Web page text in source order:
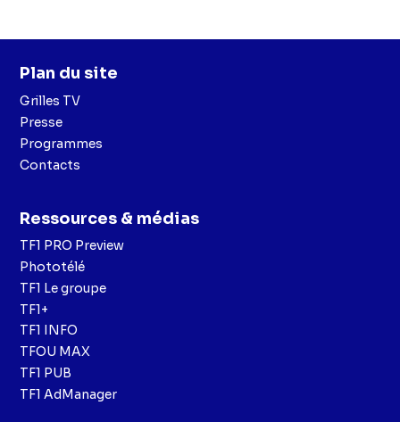
Plan du site
Grilles TV
Presse
Programmes
Contacts
Ressources & médias
TF1 PRO Preview
Phototélé
TF1 Le groupe
TF1+
TF1 INFO
TFOU MAX
TF1 PUB
TF1 AdManager